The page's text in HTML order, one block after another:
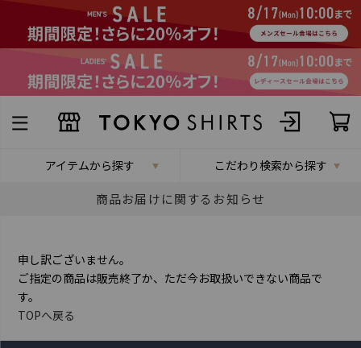
アイテムから探す こだわり検索から探す
商品お届けに関するお知らせ
申し訳ございません。
ご指定の商品は販売終了か、ただ今お取扱いできない商品で
す。
TOPへ戻る